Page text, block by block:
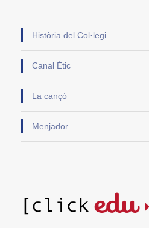
Història del Col·legi
Canal Ètic
La cançó
Menjador